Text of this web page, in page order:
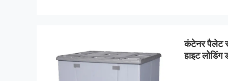
कंटेनर पैलेट
हाइट लोडिंग